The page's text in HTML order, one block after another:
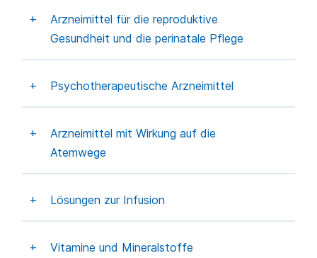
Arzneimittel für die reproduktive
Gesundheit und die perinatale Pflege
Psychotherapeutische Arzneimittel
Arzneimittel mit Wirkung auf die
Atemwege
Lösungen zur Infusion
Vitamine und Mineralstoffe